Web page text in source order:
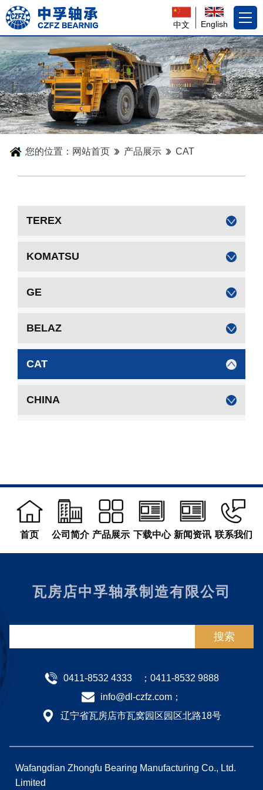
中文 English
您的位置： 网站首页 产品展示 CAT
TEREX
KOMATSU
GE
BELAZ
CAT
CHINA
首页 公司简介 产品展示 下载中心 新闻资讯 联系我们
瓦房店中孚轴承制造有限公司
0411-8532 4333
；0411-8532 9888
info@dl-czfz.com；
辽宁省瓦房店市瓦窝园区园区北路18号
Wafangdian Zhongfu Bearing Manufacturing Co., Ltd.
Limited